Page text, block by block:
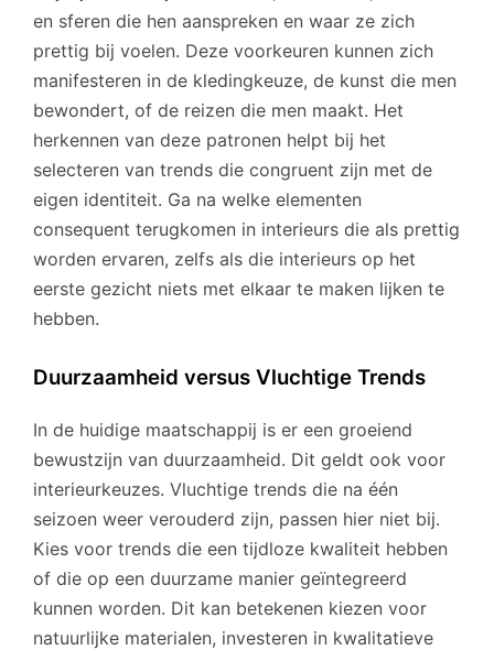
en sferen die hen aanspreken en waar ze zich
prettig bij voelen. Deze voorkeuren kunnen zich
manifesteren in de kledingkeuze, de kunst die men
bewondert, of de reizen die men maakt. Het
herkennen van deze patronen helpt bij het
selecteren van trends die congruent zijn met de
eigen identiteit. Ga na welke elementen
consequent terugkomen in interieurs die als prettig
worden ervaren, zelfs als die interieurs op het
eerste gezicht niets met elkaar te maken lijken te
hebben.
Duurzaamheid versus Vluchtige Trends
In de huidige maatschappij is er een groeiend
bewustzijn van duurzaamheid. Dit geldt ook voor
interieurkeuzes. Vluchtige trends die na één
seizoen weer verouderd zijn, passen hier niet bij.
Kies voor trends die een tijdloze kwaliteit hebben
of die op een duurzame manier geïntegreerd
kunnen worden. Dit kan betekenen kiezen voor
natuurlijke materialen, investeren in kwalitatieve